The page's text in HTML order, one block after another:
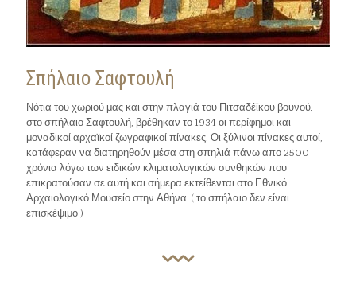
Σπήλαιο Σαφτουλή
Νότια του χωριού μας και στην πλαγιά του Πιτσαδέϊκου βουνού,
στο σπήλαιο Σαφτουλή, βρέθηκαν το 1934 οι περίφημοι και
μοναδικοί αρχαϊκοί ζωγραφικοί πίνακες. Οι ξύλινοι πίνακες αυτοί,
κατάφεραν να διατηρηθούν μέσα στη σπηλιά πάνω απο 2500
χρόνια λόγω των ειδικών κλιματολογικών συνθηκών που
επικρατούσαν σε αυτή και σήμερα εκτείθενται στο Εθνικό
Αρχαιολογικό Μουσείο στην Αθήνα. ( το σπήλαιο δεν είναι
επισκέψιμο )